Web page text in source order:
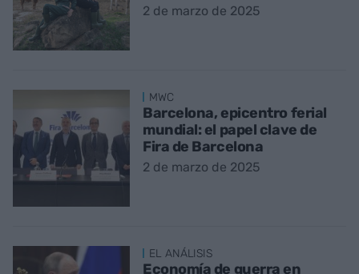
2 de marzo de 2025
MWC
Barcelona, epicentro ferial
mundial: el papel clave de
Fira de Barcelona
2 de marzo de 2025
EL ANÁLISIS
Economía de guerra en